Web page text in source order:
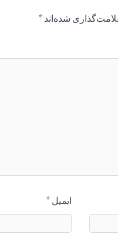
شده‌اند *
ایمیل *